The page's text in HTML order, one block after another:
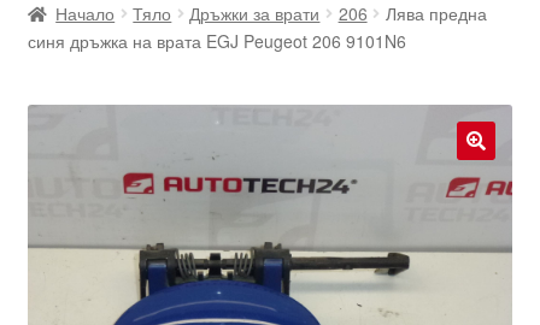
Доставка по целия свят
Начало Тяло Дръжки за врати 206
Лява предна
синя дръжка на врата EGJ Peugeot 206 9101N6
🔍